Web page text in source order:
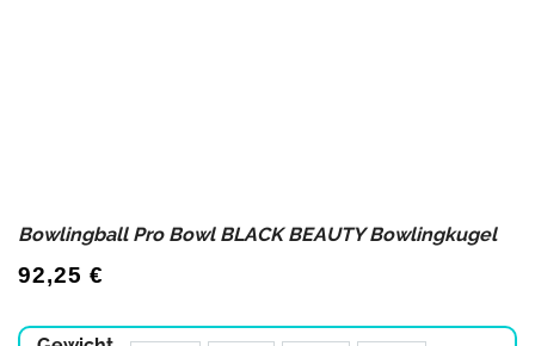
Bowlingball Pro Bowl BLACK BEAUTY Bowlingkugel
92,25 €